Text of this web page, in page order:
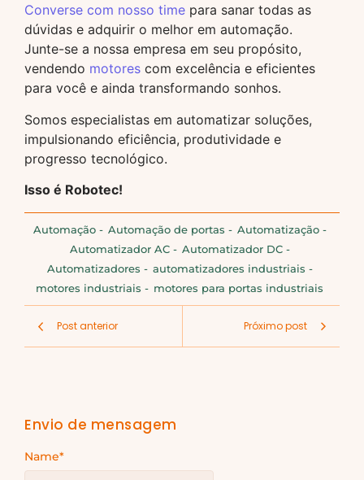
Converse com nosso time para sanar todas as
dúvidas e adquirir o melhor em automação.
Junte-se a nossa empresa em seu propósito,
vendendo motores com excelência e eficientes
para você e ainda transformando sonhos.
Somos especialistas em automatizar soluções,
impulsionando eficiência, produtividade e
progresso tecnológico.
Isso é Robotec!
Automação- Automação de portas - Automatização-
Automatizador AC- Automatizador DC-
Automatizadores - automatizadores industriais -
motores industriais - motores para portas industriais
Post anterior Próximo post
Envio de mensagem
Name*